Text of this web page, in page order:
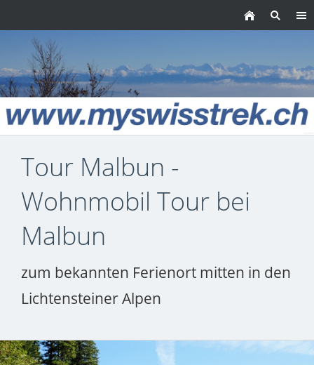
Tour Malbun -
Wohnmobil Tour bei
Malbun
zum bekannten Ferienort mitten in den
Lichtensteiner Alpen